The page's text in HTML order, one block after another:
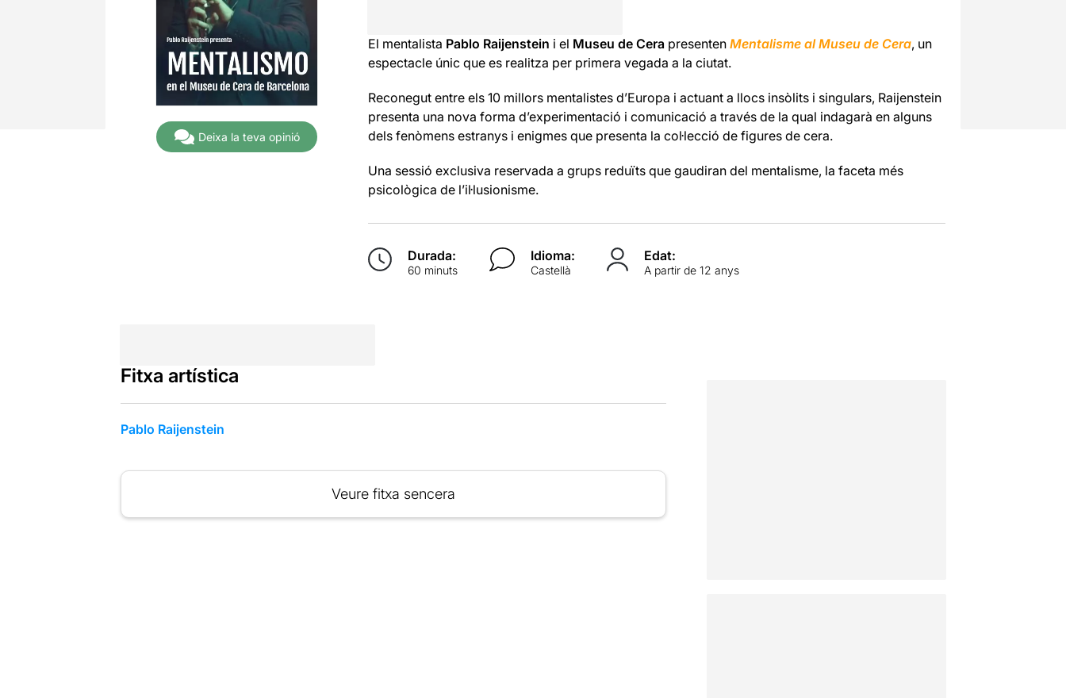
Deixa la teva opinió
El mentalista Pablo Raijenstein i el Museu de Cera presenten Mentalisme al Museu de Cera, un
espectacle únic que es realitza per primera vegada a la ciutat.
Reconegut entre els 10 millors mentalistes d’Europa i actuant a llocs insòlits i singulars, Raijenstein
presenta una nova forma d’experimentació i comunicació a través de la qual indagarà en alguns
dels fenòmens estranys i enigmes que presenta la col·lecció de figures de cera.
Una sessió exclusiva reservada a grups reduïts que gaudiran del mentalisme, la faceta més
psicològica de l’il·lusionisme.
Durada:
60 minuts
Idioma:
Castellà
Edat:
A partir de 12 anys
Fitxa artística
Pablo Raijenstein
Veure fitxa sencera